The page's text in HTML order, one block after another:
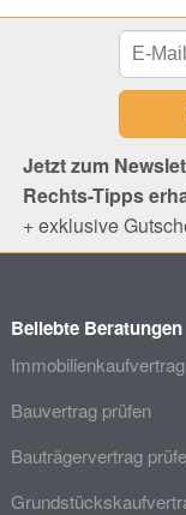
Jetzt zum
Rechts-Tipps
+ exklusive
Beliebte Beratungen
Bauvertrag prüfen
Bauträgervertrag